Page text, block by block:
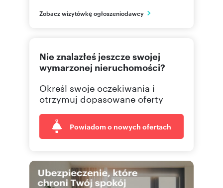
PL
226465 Pokaż telefon
Zobacz wizytówkę ogłoszeniodawcy
Nie znalazłeś jeszcze swojej
wymarzonej nieruchomości?
Określ swoje oczekiwania i
otrzymuj dopasowane oferty
Powiadom o nowych ofertach